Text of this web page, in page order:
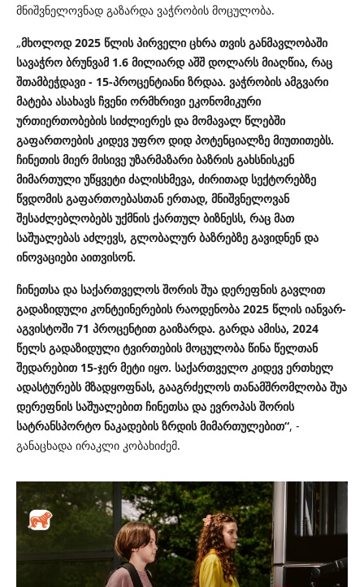
მნიშვნელოვნად გაზარდა ვაჭრობის მოცულობა.
„მხოლოდ 2025 წლის პირველი ცხრა თვის განმავლობაში
სავაჭრო ბრუნვამ 1.6 მილიარდ აშშ დოლარს მიაღწია, რაც
შთამბეჭდავი - 15-პროცენტიანი ზრდაა. ვაჭრობის ამგვარი
მატება ასახავს ჩვენი ორმხრივი ეკონომიკური
ურთიერთობების სიძლიერეს და მომავალ წლებში
გაფართოების კიდევ უფრო დიდ პოტენციალზე მიუთითებს.
ჩინეთის მიერ მისივე უზარმაზარი ბაზრის გახსნისკენ
მიმართული უწყვეტი ძალისხმევა, ძირითად სექტორებზე
წვდომის გაფართოებასთან ერთად, მნიშვნელოვან
შესაძლებლობებს უქმნის ქართულ ბიზნესს, რაც მათ
საშუალებას აძლევს, გლობალურ ბაზრებზე გავიდნენ და
ინოვაციები აითვისონ.
ჩინეთსა და საქართველოს შორის შუა დერეფნის გავლით
გადაზიდული კონტეინერების რაოდენობა 2025 წლის იანვარ-
აგვისტოში 71 პროცენტით გაიზარდა. გარდა ამისა, 2024
წელს გადაზიდული ტვირთების მოცულობა წინა წელთან
შედარებით 15-ჯერ მეტი იყო. საქართველო კიდევ ერთხელ
ადასტურებს მზადყოფნას, გააგრძელოს თანამშრომლობა შუა
დერეფნის საშუალებით ჩინეთსა და ევროპას შორის
სატრანსპორტო ნაკადების ზრდის მიმართულებით“, -
განაცხადა ირაკლი კობახიძემ.